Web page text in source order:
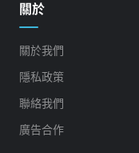
關於
關於我們
隱私政策
聯絡我們
廣告合作